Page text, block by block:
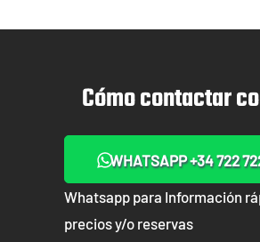
Cómo contactar
WHATSAPP +34 722
Whatsapp para Información
precios y/o reservas